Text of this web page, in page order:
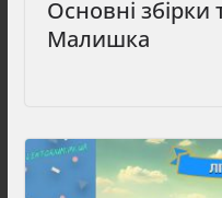
Основні збірки
Малишка